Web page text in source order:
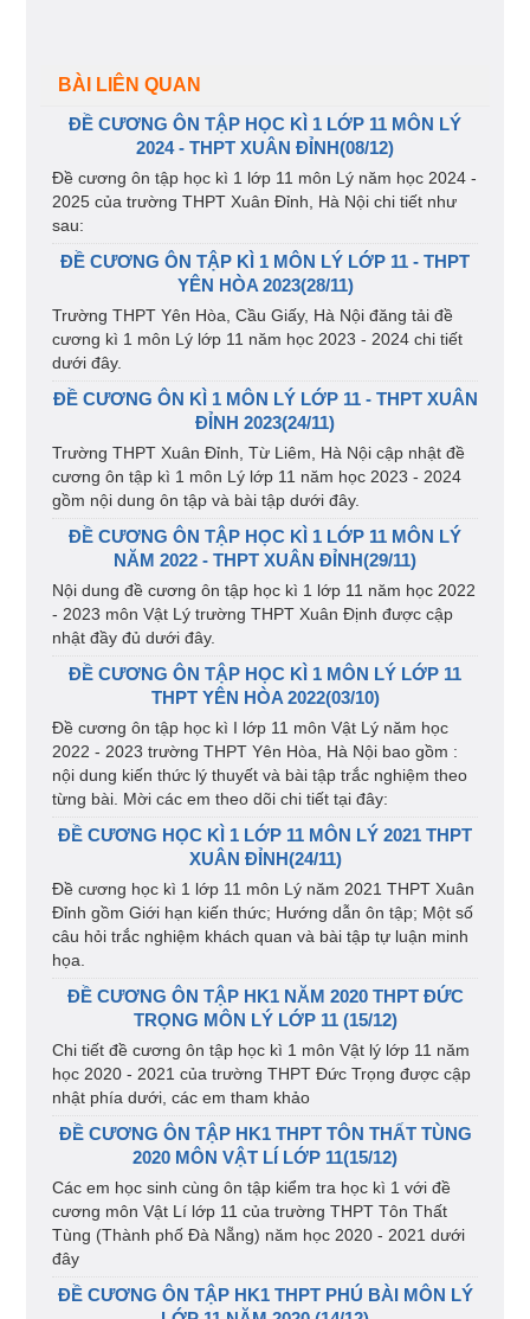
BÀI LIÊN QUAN
ĐỀ CƯƠNG ÔN TẬP HỌC KÌ 1 LỚP 11 MÔN LÝ
2024 - THPT XUÂN ĐỈNH(08/12)
Đề cương ôn tập học kì 1 lớp 11 môn Lý năm học 2024 -
2025 của trường THPT Xuân Đỉnh, Hà Nội chi tiết như
sau:
ĐỀ CƯƠNG ÔN TẬP KÌ 1 MÔN LÝ LỚP 11 - THPT
YÊN HÒA 2023(28/11)
Trường THPT Yên Hòa, Cầu Giấy, Hà Nội đăng tải đề
cương kì 1 môn Lý lớp 11 năm học 2023 - 2024 chi tiết
dưới đây.
ĐỀ CƯƠNG ÔN KÌ 1 MÔN LÝ LỚP 11 - THPT XUÂN
ĐỈNH 2023(24/11)
Trường THPT Xuân Đỉnh, Từ Liêm, Hà Nội cập nhật đề
cương ôn tập kì 1 môn Lý lớp 11 năm học 2023 - 2024
gồm nội dung ôn tập và bài tập dưới đây.
ĐỀ CƯƠNG ÔN TẬP HỌC KÌ 1 LỚP 11 MÔN LÝ
NĂM 2022 - THPT XUÂN ĐỈNH(29/11)
Nội dung đề cương ôn tập học kì 1 lớp 11 năm học 2022
- 2023 môn Vật Lý trường THPT Xuân Định được cập
nhật đầy đủ dưới đây.
ĐỀ CƯƠNG ÔN TẬP HỌC KÌ 1 MÔN LÝ LỚP 11
THPT YÊN HÒA 2022(03/10)
Đề cương ôn tập học kì I lớp 11 môn Vật Lý năm học
2022 - 2023 trường THPT Yên Hòa, Hà Nội bao gồm :
nội dung kiến thức lý thuyết và bài tập trắc nghiệm theo
từng bài. Mời các em theo dõi chi tiết tại đây:
ĐỀ CƯƠNG HỌC KÌ 1 LỚP 11 MÔN LÝ 2021 THPT
XUÂN ĐỈNH(24/11)
Đề cương học kì 1 lớp 11 môn Lý năm 2021 THPT Xuân
Đỉnh gồm Giới hạn kiến thức; Hướng dẫn ôn tập; Một số
câu hỏi trắc nghiệm khách quan và bài tập tự luận minh
họa.
ĐỀ CƯƠNG ÔN TẬP HK1 NĂM 2020 THPT ĐỨC
TRỌNG MÔN LÝ LỚP 11 (15/12)
Chi tiết đề cương ôn tập học kì 1 môn Vật lý lớp 11 năm
học 2020 - 2021 của trường THPT Đức Trọng được cập
nhật phía dưới, các em tham khảo
ĐỀ CƯƠNG ÔN TẬP HK1 THPT TÔN THẤT TÙNG
2020 MÔN VẬT LÍ LỚP 11(15/12)
Các em học sinh cùng ôn tập kiểm tra học kì 1 với đề
cương môn Vật Lí lớp 11 của trường THPT Tôn Thất
Tùng (Thành phố Đà Nẵng) năm học 2020 - 2021 dưới
đây
ĐỀ CƯƠNG ÔN TẬP HK1 THPT PHÚ BÀI MÔN LÝ